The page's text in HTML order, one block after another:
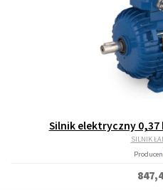
Silnik elektryczny 0,37
SILNIK